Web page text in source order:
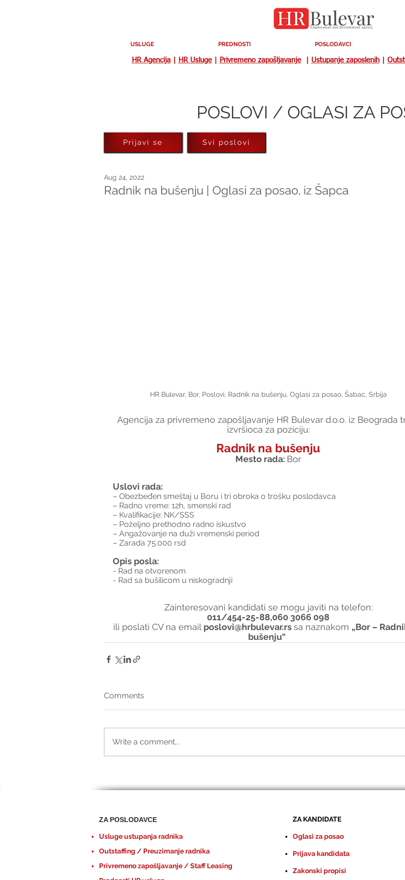
USLUGE PREDNOSTI POSLODAVCI
HR Agencija| HR Usluge| Privremeno zapošljavanje| Ustupanje zaposlenih|
POSLOVI / OGLASI ZA
Radnik na bušenju | Oglasi za posao, iz Šapca
Aug 24, 2022
HR Bulevar, Bor, Poslovi, Radnik na bušenju, Oglasi za posao, Šabac, Srbija
Agencija za privremeno zapošljavanje HR Bulevar d.o.o. iz Beograda
izvršioca za poziciju:
Radnik na bušenju
Mesto rada: Bor
Uslovi rada:
– Obezbeđen smeštaj u Boru i tri obroka o trošku poslodavca
– Radno vreme: 12h, smenski rad
– Kvalifikacije: NK/SSS
– Poželjno prethodno radno iskustvo
– Angažovanje na duži vremenski period
– Zarada 75.000 rsd
Opis posla:
- Rad na otvorenom
- Rad sa bušilicom u niskogradnji
Zainteresovani kandidati se mogu javiti na telefon:
011/454-25-88,060 3066 098
ili poslati CV na email poslovi@hrbulevar.rs sa naznakom „Bor –
bušenju“
Comments
Write a comment...
Prijavi se Svi poslovi
ZA POSLODAVCE
Usluge ustupanja radnika
Outstaffing / Preuzimanje radnika
Privremeno zapošljavanje / Staff Leasing
ZA KANDIDATE
Oglasi za posao
Prijava kandidata
Zakonski propisi